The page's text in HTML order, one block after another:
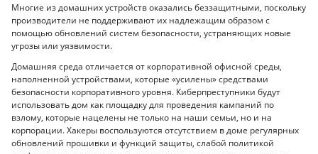
Многие из домашних устройств оказались беззащитными, поскольку
производители не поддерживают их надлежащим образом с
помощью обновлений систем безопасности, устраняющих новые
угрозы или уязвимости.
Домашняя среда отличается от корпоративной офисной среды,
наполненной устройствами, которые «усилены» средствами
безопасности корпоративного уровня. Киберпреступники будут
использовать дом как площадку для проведения кампаний по
взлому, которые нацелены не только на наши семьи, но и на
корпорации. Хакеры воспользуются отсутствием в доме регулярных
обновлений прошивки и функций защиты, слабой политикой